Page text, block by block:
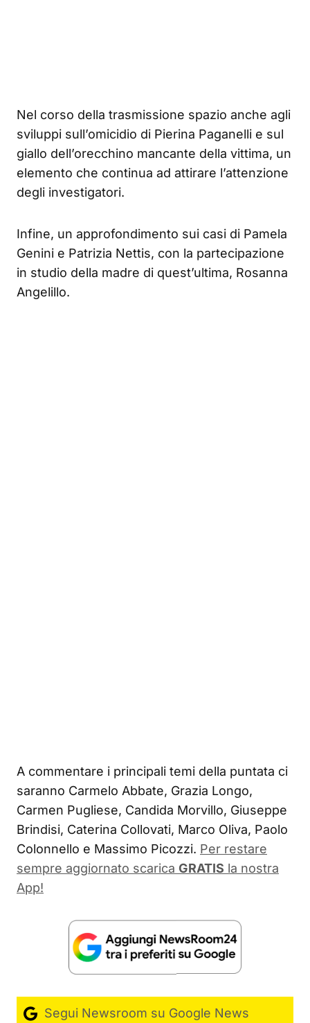
Nel corso della trasmissione spazio anche agli
sviluppi sull’omicidio di Pierina Paganelli e sul
giallo dell’orecchino mancante della vittima, un
elemento che continua ad attirare l’attenzione
degli investigatori.
Infine, un approfondimento sui casi di Pamela
Genini e Patrizia Nettis, con la partecipazione
in studio della madre di quest’ultima, Rosanna
Angelillo.
A commentare i principali temi della puntata ci
saranno Carmelo Abbate, Grazia Longo,
Carmen Pugliese, Candida Morvillo, Giuseppe
Brindisi, Caterina Collovati, Marco Oliva, Paolo
Colonnello e Massimo Picozzi. Per restare
sempre aggiornato scarica GRATIS la nostra
App!
Segui Newsroom su Google News